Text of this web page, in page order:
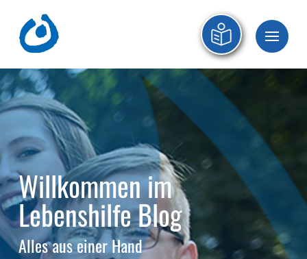
Willkommen im
Lebenshilfe Blog
Alles aus einer Hand